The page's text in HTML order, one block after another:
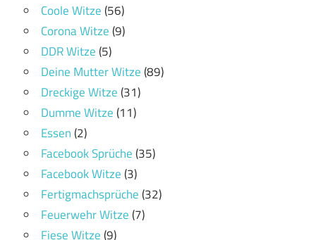
Coole Witze(56)
Corona Witze(9)
DDR Witze(5)
Deine Mutter Witze(89)
Dreckige Witze(31)
Dumme Witze(11)
Essen(2)
Facebook Sprüche(35)
Facebook Witze(3)
Fertigmachsprüche(32)
Feuerwehr Witze(7)
Fiese Witze(9)